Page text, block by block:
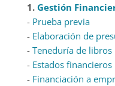
1. Gestión
- Prueba previa
- Elaboración de
- Teneduría de libros
- Estados financieros
- Financiación a